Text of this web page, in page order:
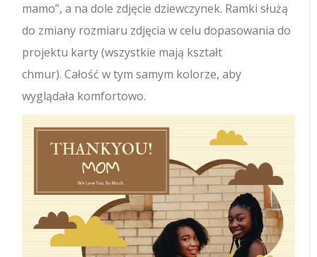
mamo”, a na dole zdjęcie dziewczynek. Ramki służą
do zmiany rozmiaru zdjęcia w celu dopasowania do
projektu karty (wszystkie mają kształt
chmur). Całość w tym samym kolorze, aby
wyglądała komfortowo.